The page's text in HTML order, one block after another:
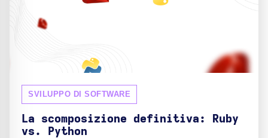
SVILUPPO DI SOFTWARE
La scomposizione definitiva: Ruby
vs. Python